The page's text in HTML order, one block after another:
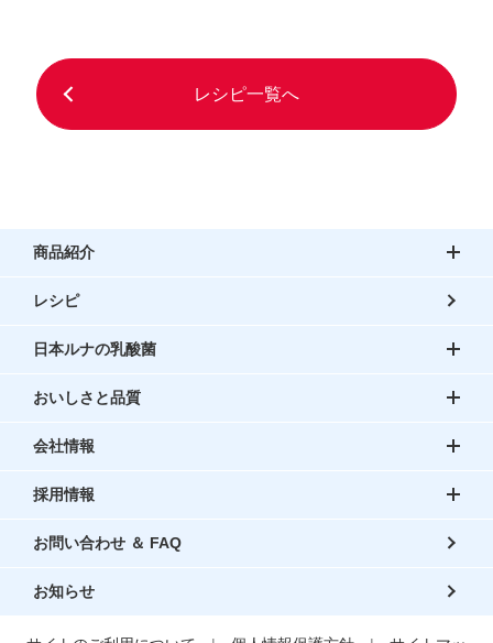
レシピ一覧へ
商品紹介
レシピ
日本ルナの乳酸菌
おいしさと品質
会社情報
採用情報
お問い合わせ ＆ FAQ
お知らせ